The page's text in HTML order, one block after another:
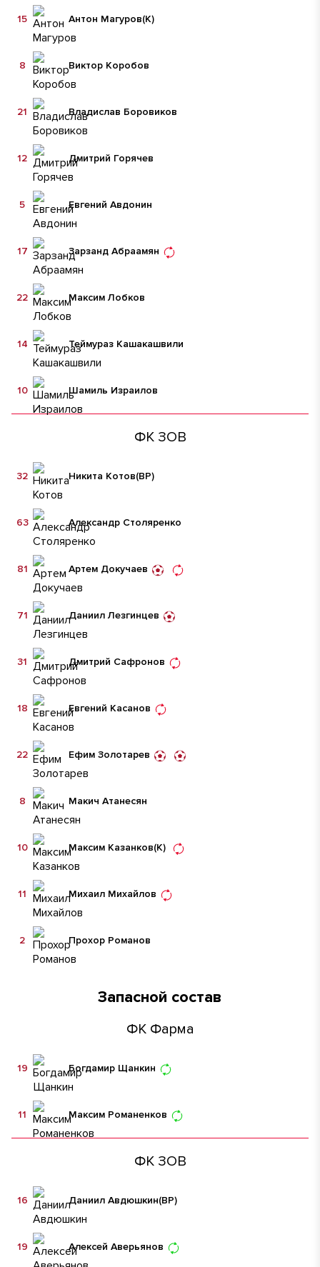
Антон Магуров(К)
15
Виктор Коробов
8
Владислав Боровиков
21
Дмитрий Горячев
12
Евгений Авдонин
5
Зарзанд Абраамян
17
Максим Лобков
22
Теймураз Кашакашвили
14
Шамиль Израилов
10
ФК ЗОВ
Никита Котов(ВР)
32
Александр Столяренко
63
Артем Докучаев
81
Даниил Лезгинцев
71
Дмитрий Сафронов
31
Евгений Касанов
18
Ефим Золотарев
22
Макич Атанесян
8
Максим Казанков(К)
10
Михаил Михайлов
11
Прохор Романов
2
Запасной состав
ФК Фарма
Богдамир Щанкин
19
Максим Романенков
11
ФК ЗОВ
Даниил Авдюшкин(ВР)
16
Алексей Аверьянов
19